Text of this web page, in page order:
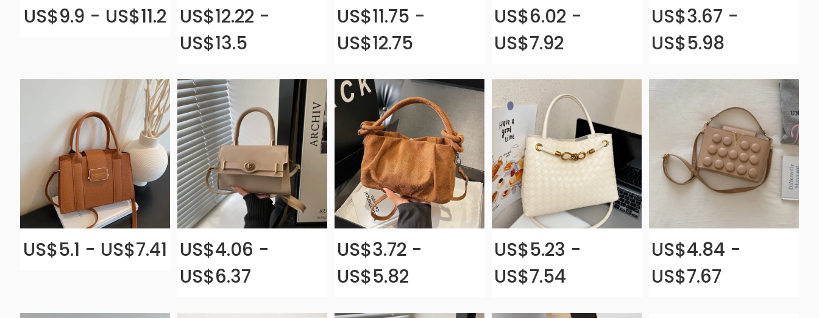
US$9.9 - US$11.2
US$12.22 -
US$13.5
US$11.75 -
US$12.75
US$6.02 -
US$7.92
US$3.67 -
US$5.98
US$5.1 - US$7.41
US$4.06 -
US$6.37
US$3.72 -
US$5.82
US$5.23 -
US$7.54
US$4.84 -
US$7.67